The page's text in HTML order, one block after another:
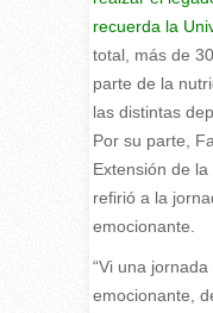
recuerda la
total, más de
parte de la
las distintas
Por su parte,
Extensión de
refirió a la
emocionante.
“Vi una
emocionante,